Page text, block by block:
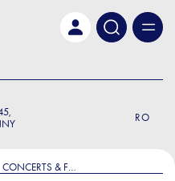
RO
CONCERTS & FESTIVALS